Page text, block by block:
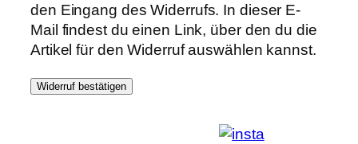
den Eingang des Widerrufs. In dieser E-
Mail findest du einen Link, über den du die
Artikel für den Widerruf auswählen kannst.
Widerruf bestätigen